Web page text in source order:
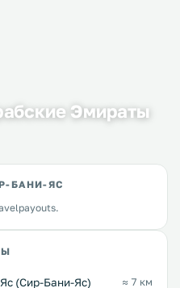
Эмираты
БАНИ-ЯС
(Сир-Бани-Яс) ≈ 7 км